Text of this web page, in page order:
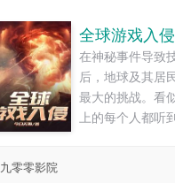
来，然后向你们
比，是渴望成名
莱坞喜欢电影，
业” 他的私生活
“我只想试试能不
全球游戏入侵
在神秘事件导致
后，地球及其居
最大的挑战。看
上的每个人都听
九零零影院